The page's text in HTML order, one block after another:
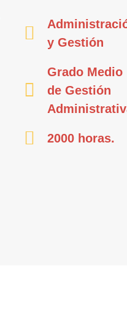
y Gestión
Grado Medio
de Gestión
2000 horas.